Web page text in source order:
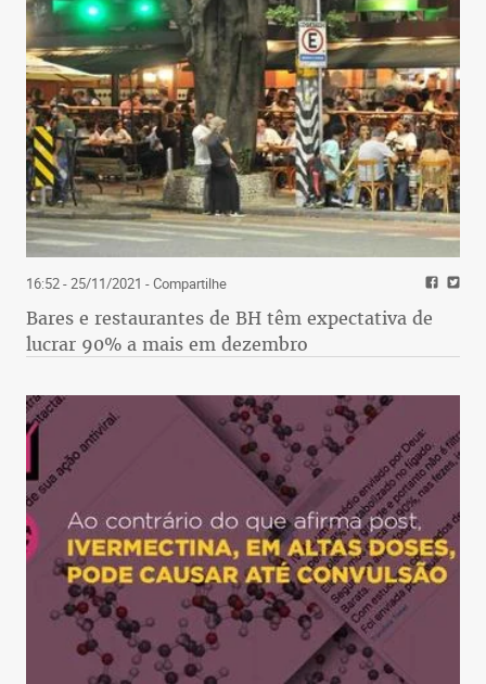
16:52 - 25/11/2021 - Compartilhe
Bares e restaurantes de BH têm expectativa de
lucrar 90% a mais em dezembro